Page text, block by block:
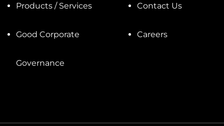
Products / Services
Good Corporate
Governance
Contact Us
Careers